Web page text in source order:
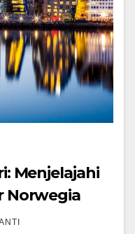
Menjelajahi
Norwegia